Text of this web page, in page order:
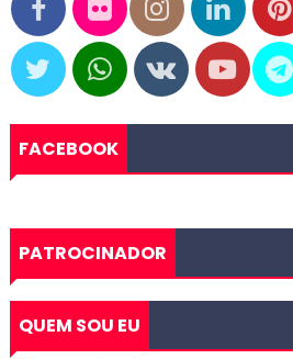
FACEBOOK
PATROCINADOR
QUEM SOU EU